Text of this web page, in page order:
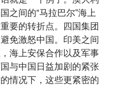
之间的“马拉巴尔”海上
要的转折点。四国集团
免激怒中国。印美之间
海上安保合作以及军事
与中国日益加剧的紧张
情况下，这些更紧密的